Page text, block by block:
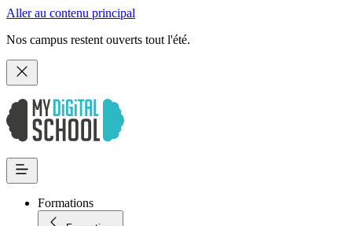
Aller au contenu principal
Nos campus restent ouverts tout l'été.
Formations